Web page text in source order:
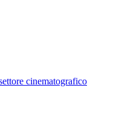
cinematografico